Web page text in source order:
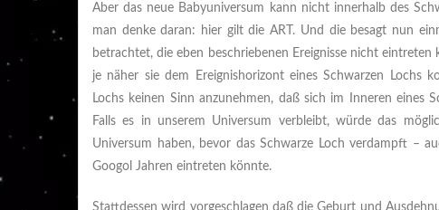
Aber das neue Babyuniversum kann nicht innerhalb des
man denke daran: hier gilt die ART. Und die besagt nun
betrachtet, die eben beschriebenen Ereignisse nicht
je näher sie dem Ereignishorizont eines Schwarzen Lochs
Lochs keinen Sinn anzunehmen, daß sich im Inneren eines
Falls es in unserem Universum verbleibt, würde das
Universum haben, bevor das Schwarze Loch verdampft –
Googol Jahren eintreten könnte.
Stattdessen wird vorgeschlagen daß die Geburt und